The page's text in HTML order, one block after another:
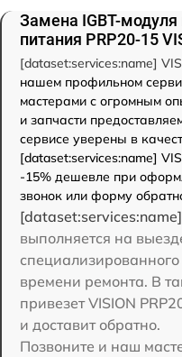
Замена IGBT-модуля
питания PRP20-15
[dataset:services:name]
нашем профильном
мастерами с огромным
и запчасти
сервисе уверены в
[dataset:services:name]
-15% дешевле при
звонок или форму
выполняется на
времени ремонта. В
привезет VISION
и доставит обратно.
Позвоните и наш